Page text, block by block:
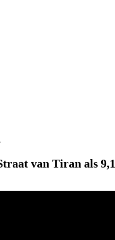
van Tiran als 9,1